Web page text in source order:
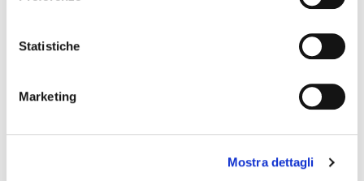
Statistiche
Marketing
Mostra dettagli